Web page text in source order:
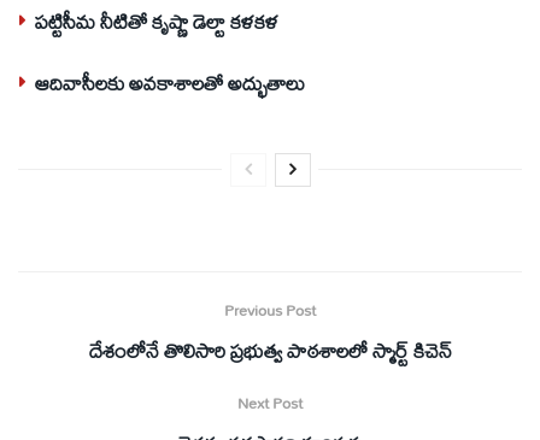
పట్టిసీమ నీటితో కృష్ణా డెల్టా కళకళ
ఆదివాసీలకు అవకాశాలతో అద్భుతాలు
Previous Post
దేశంలోనే తొలిసారి ప్రభుత్వ పాఠశాలలో స్మార్ట్‌ కిచెన్‌
Next Post